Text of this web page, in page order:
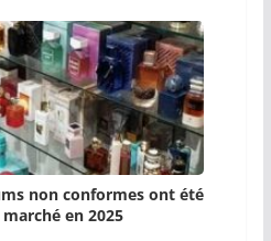
non conformes ont été
en 2025